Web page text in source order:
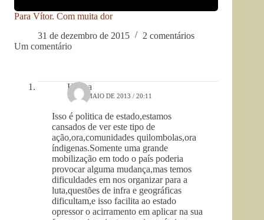
Para Vítor. Com muita dor
31 de dezembro de 2015
2 comentários
Um comentário
Hanna
17 DE MAIO DE 2013 / 20:11
Isso é politica de estado,estamos
cansados de ver este tipo de
ação,ora,comunidades quilombolas,ora
índigenas.Somente uma grande
mobilização em todo o país poderia
provocar alguma mudança,mas temos
dificuldades em nos organizar para a
luta,questões de infra e geográficas
dificultam,e isso facilita ao estado
opressor o acirramento em aplicar na sua